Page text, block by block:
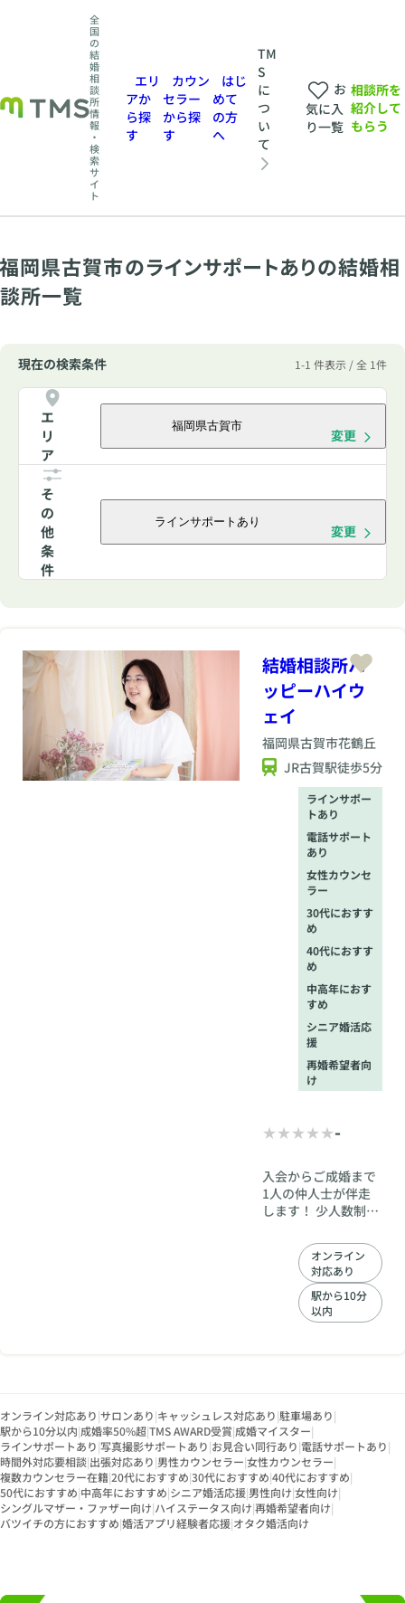
全
国
の
結
婚
相
談
所
情
報
・
検
索
サ
イ
ト
エリ
アか
ら探
す
カウン
セラー
から探
す
はじ
めて
の方
へ
TM
S
に
つ
い
て
お
気に入
り一覧
相談所を
紹介して
もらう
岡県古賀市のラインサポートありの結婚相
談所一覧
現在の検索条件 1-1 件表示 / 全 1件
エ
リ
ア
福岡県古賀市
変更
そ
の
他
条
件
ラインサポートあり
変更
結婚相談所ハ
ッピーハイウ
ェイ
福岡県古賀市花鶴丘
JR古賀駅徒歩5分
ラインサポー
トあり
電話サポート
あり
女性カウンセ
ラー
30代におすす
め
40代におすす
め
中高年におす
すめ
シニア婚活応
援
再婚希望者向
け
-
入会からご成婚まで
1人の仲人士が伴走
します！ 少人数制で
トワークで結婚希望
者をご紹介します。
オンライン
対応あり
駅から10分
以内
オンライン対応あり|サロンあり|キャッシュレス対応あり|駐車場あり|
駅から10分以内|成婚率50%超|TMS AWARD受賞|成婚マイスター|
ラインサポートあり|写真撮影サポートあり|お見合い同行あり|電話サポートあり|
時間外対応要相談|出張対応あり|男性カウンセラー|女性カウンセラー|
複数カウンセラー在籍|20代におすすめ|30代におすすめ|40代におすすめ|
50代におすすめ|中高年におすすめ|シニア婚活応援|男性向け|女性向け|
シングルマザー・ファザー向け|ハイステータス向け|再婚希望者向け|
バツイチの方におすすめ|婚活アプリ経験者応援|オタク婚活向け